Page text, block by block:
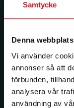
Samtycke
Denna
Vi använder
annonser så att
förbunden,
analysera vår
användning av